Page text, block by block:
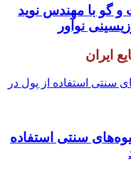
گو با مهندس نوید
نوآور
سنتی استفاده